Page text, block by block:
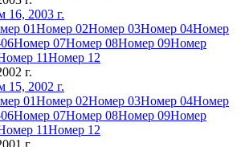
16, 2003 г.
01Номер 02Номер 03Номер 04Номер
Номер 07Номер 08Номер 09Номер
11Номер 12
г.
15, 2002 г.
01Номер 02Номер 03Номер 04Номер
Номер 07Номер 08Номер 09Номер
11Номер 12
г.